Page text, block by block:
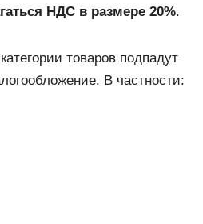
НДС в размере 20%.
товаров подпадут
В частности: